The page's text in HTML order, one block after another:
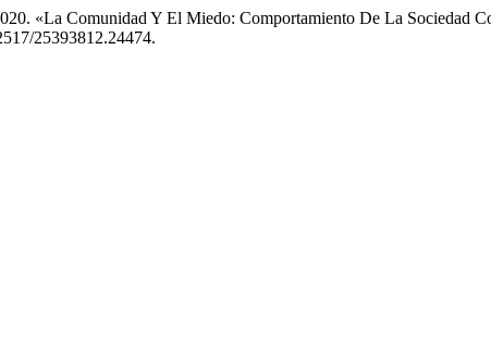
«La Comunidad Y El Miedo: Comportamiento De La Sociedad
25393812.24474.